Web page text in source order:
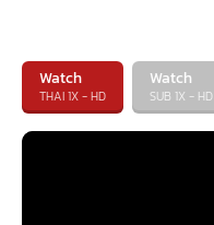
Watch
THAI 1X - HD
Watch
SUB 1X - HD